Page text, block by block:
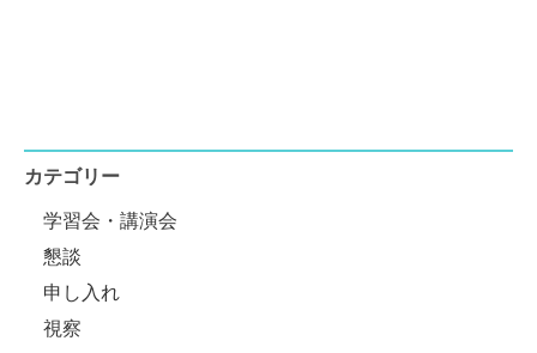
カテゴリー
学習会・講演会
懇談
申し入れ
視察